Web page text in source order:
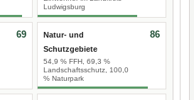
Ludwigsburg
69
Natur- und
Schutzgebiete
54,9 % FFH, 69,3 %
Landschaftsschutz, 100,0
% Naturpark
86